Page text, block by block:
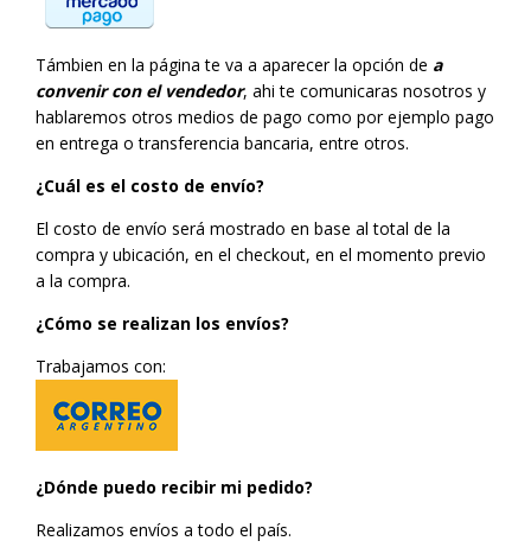
Támbien en la página te va a aparecer la opción de a
convenir con el vendedor, ahi te comunicaras nosotros y
hablaremos otros medios de pago como por ejemplo pago
en entrega o transferencia bancaria, entre otros.
¿Cuál es el costo de envío?
El costo de envío será mostrado en base al total de la
compra y ubicación, en el checkout, en el momento previo
a la compra.
¿Cómo se realizan los envíos?
Trabajamos con:
¿Dónde puedo recibir mi pedido?
Realizamos envíos a todo el país.